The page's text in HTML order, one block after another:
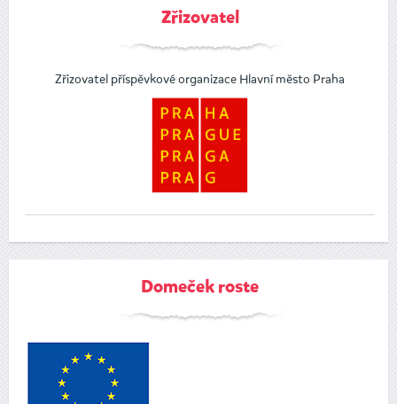
Zřizovatel
Zřizovatel příspěvkové organizace Hlavní město Praha
Domeček roste